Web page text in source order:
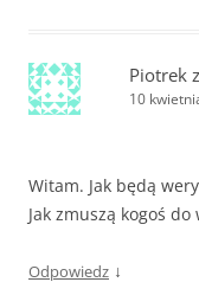
Piotrek
10
Witam. Jak będą
Jak zmuszą kogoś do
Odpowiedz ↓